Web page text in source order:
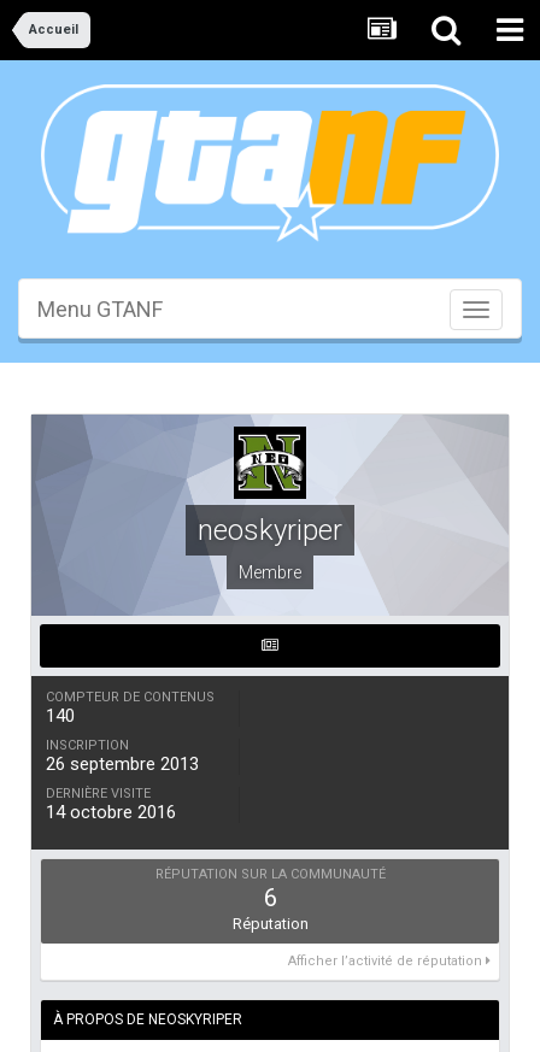
Accueil
Toggle
Menu GTANF
neoskyriper
Membre
COMPTEUR DE CONTENUS
140
INSCRIPTION
26 septembre 2013
DERNIÈRE VISITE
14 octobre 2016
RÉPUTATION SUR LA COMMUNAUTÉ
6
Réputation
Afficher l’activité de réputation
À PROPOS DE NEOSKYRIPER